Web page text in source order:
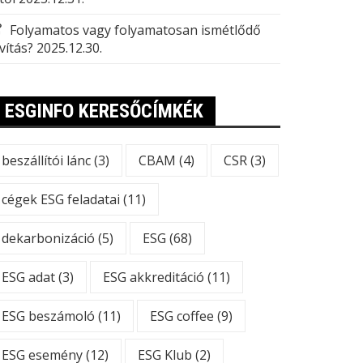
Folyamatos vagy folyamatosan ismétlődő
2025.12.30.
ESGINFO KERESŐCÍMKÉK
beszállítói lánc(3) CBAM (4) CSR(3)
cégek ESG feladatai (11)
dekarbonizáció (5) ESG (68)
ESG adat(3) ESG akkreditáció (11)
ESG beszámoló (11) ESG coffee (9)
ESG esemény(12) ESG Klub (2)